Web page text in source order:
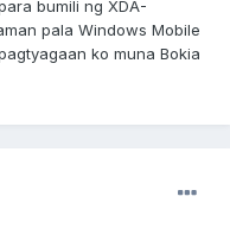
bumili ng XDA-
pala Windows Mobile
ko muna Bokia